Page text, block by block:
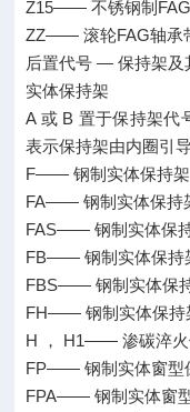
Z15—— 不锈钢制FAG
ZZ—— 滚轮FAG轴承
后置代号 — 保持架及
实体保持架
A 或 B 置于保持架代
表示保持架由内圈引导
F—— 钢制实体保持架
FA—— 钢制实体保持
FAS—— 钢制实体保
FB—— 钢制实体保持
FBS—— 钢制实体保
FH—— 钢制实体保持
H ， H1—— 渗碳淬火
FP—— 钢制实体窗型
FPA—— 钢制实体窗